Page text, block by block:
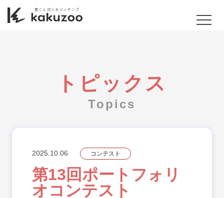
トピックス
Topics
2025.10.06 コンテスト
第13回ポートフォリ
オコンテスト